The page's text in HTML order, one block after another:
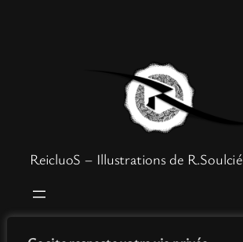
ReicluoS – Illustrations de R.Soulcié
BoutiqueMentions légales